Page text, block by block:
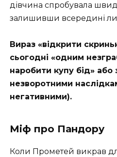
дівчина спробувала
залишивши всередині
Вираз «відкрити
сьогодні «одним
наробити купу бід» або
незворотними
негативними).
Міф про Пандору
Коли Прометей викрав